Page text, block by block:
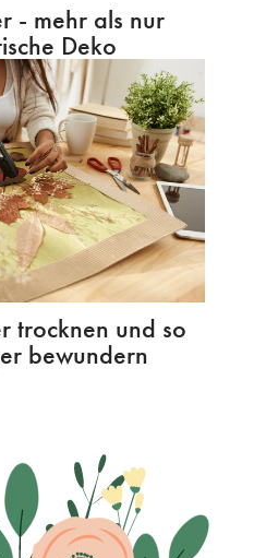
- mehr als nur
Deko
trocknen und so
bewundern